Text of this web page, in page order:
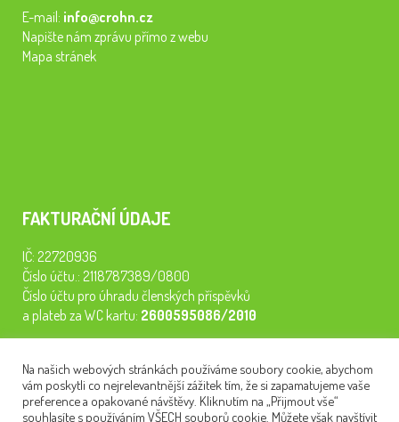
E-mail: info@crohn.cz
Napište nám zprávu přímo z webu
Mapa stránek
FAKTURAČNÍ ÚDAJE
IČ: 22720936
Číslo účtu.: 2118787389/0800
Číslo účtu pro úhradu členských příspěvků
a plateb za WC kartu: 2600595086/2010
semináře, konferenci, plavbu na lodi a WC kartu. Z peněz
tiskneme odborné publikace pro pacienty.
Na našich webových stránkách používáme soubory cookie, abychom
vám poskytli co nejrelevantnější zážitek tím, že si zapamatujeme vaše
preference a opakované návštěvy. Kliknutím na „Přijmout vše“
souhlasíte s používáním VŠECH souborů cookie. Můžete však navštívit